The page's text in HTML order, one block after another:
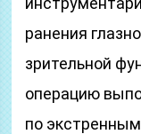
ранения
зрительной
операцию
по